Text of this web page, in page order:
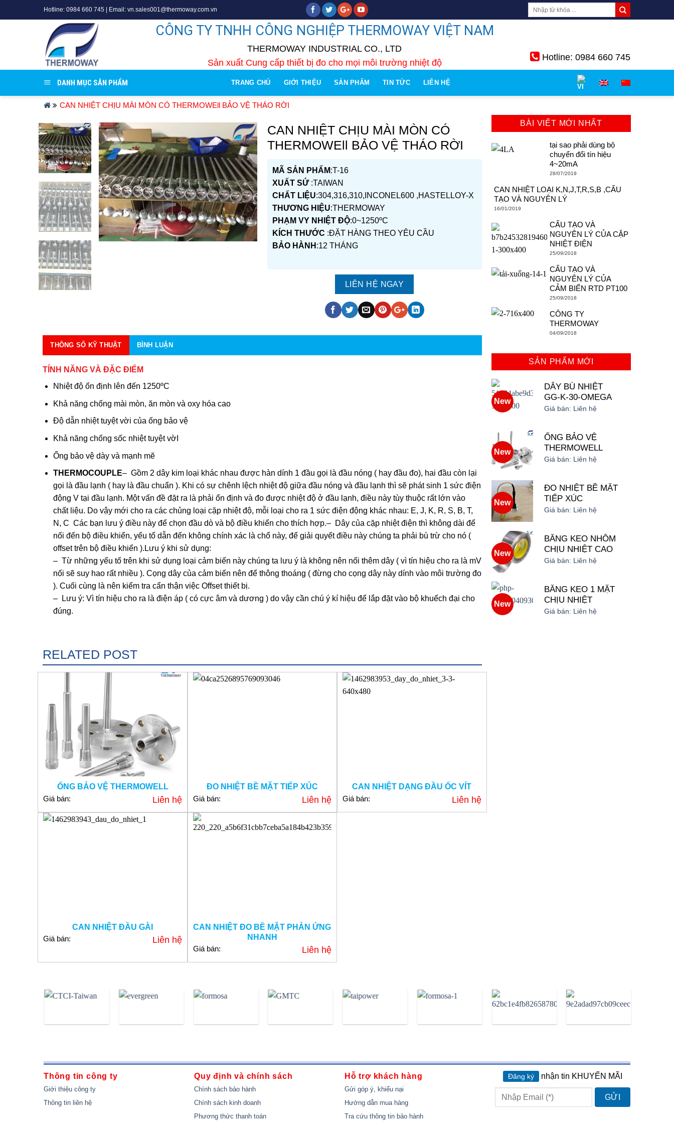
to
Hotline: 0984 660 745 | Email: vn.sales001@thermoway.com.vn
CÔNG TY TNHH CÔNG NGHIỆP THERMOWAY VIỆT NAM
THERMOWAY INDUSTRIAL CO., LTD
Sản xuất Cung cấp thiết bị đo cho mọi môi trường nhiệt độ
Hotline: 0984 660 745
DANH MỤC SẢN PHẨM TRANG CHỦ GIỚI THIỆU SẢN PHẨM TIN TỨC LIÊN HỆ
CAN NHIỆT CHỊU MÀI MÒN CÓ THERMOWEll BẢO VỆ THÁO RỜI
CAN NHIỆT CHỊU MÀI MÒN CÓ
THERMOWEll BẢO VỆ THÁO RỜI
MÃ SẢN PHẨM:T-16
XUẤT SỨ:TAIWAN
CHẤT LIỆU:304,316,310,INCONEL600 ,HASTELLOY-X
THƯƠNG HIỆU:THERMOWAY
PHẠM VY NHIỆT ĐỘ:0~1250ºC
KÍCH THƯỚC :ĐẶT HÀNG THEO YÊU CẦU
BẢO HÀNH :12 THÁNG
LIÊN HỆ NGAY
THÔNG SỐ KỸ THUẬT BÌNH LUẬN
TÍNH NĂNG VÀ ĐẶC ĐIỂM
Nhiệt độ ổn định lên đến 1250ºC
Khả năng chống mài mòn, ăn mòn và oxy hóa cao
Độ dẫn nhiệt tuyệt vời của ống bảo vệ
Khả năng chống sốc nhiệt tuyệt vờI
Ống bảo vệ dày và mạnh mẽ
THERMOCOUPLE– Gồm 2 dây kim loại khác nhau được hàn dính 1 đầu gọi là đầu nóng ( hay đầu đo), hai đầu còn lại
gọi là đầu lạnh ( hay là đầu chuẩn ). Khi có sự chênh lệch nhiệt độ giữa đầu nóng và đầu lạnh thì sẽ phát sinh 1 sức điện
động V tại đầu lạnh. Một vấn đề đặt ra là phải ổn định và đo được nhiệt độ ở đầu lạnh, điều này tùy thuộc rất lớn vào
chất liệu. Do vậy mới cho ra các chủng loại cặp nhiệt độ, mỗi loại cho ra 1 sức điện động khác nhau: E, J, K, R, S, B, T,
N, C Các bạn lưu ý điều này để chọn đầu dò và bộ điều khiển cho thích hợp.– Dây của cặp nhiệt điện thì không dài để
nối đến bộ điều khiển, yếu tố dẫn đến không chính xác là chổ này, để giải quyết điều này chúng ta phải bù trừ cho nó (
offset trên bộ điều khiển ).Lưu ý khi sử dụng:
– Từ những yếu tố trên khi sử dụng loại cảm biến này chúng ta lưu ý là không nên nối thêm dây ( vì tín hiệu cho ra là mV
nối sẽ suy hao rất nhiều ). Cọng dây của cảm biến nên để thông thoáng ( đừng cho cọng dây này dính vào môi trường đo
). Cuối cùng là nên kiểm tra cẩn thận việc Offset thiết bị.
– Lưu ý: Vì tín hiệu cho ra là điện áp ( có cực âm và dương ) do vậy cần chú ý kí hiệu để lắp đặt vào bộ khuếch đại cho
đúng.
RELATED POST
ỐNG BẢO VỆ THERMOWELL
Giá bán:
Liên hệ
ĐO NHIỆT BỀ MẶT TIẾP XÚC
Giá bán:
Liên hệ
CAN NHIỆT DẠNG ĐẦU ỐC VÍT
Giá bán:
Liên hệ
CAN NHIỆT ĐẦU GÀI
Giá bán:
Liên hệ
CAN NHIỆT ĐO BỀ MẶT PHẢN ỨNG
NHANH
Giá bán:
Liên hệ
BÀI VIẾT MỚI NHẤT
tại sao phải dùng bộ
chuyển đổi tín hiệu
4~20mA
28/07/2019
CAN NHIỆT LOẠI K,N,J,T,R,S,B ,CẤU
TẠO VÀ NGUYÊN LÝ
16/01/2019
CẤU TẠO VÀ
NGUYÊN LÝ CỦA CẶP
NHIỆT ĐIỆN
25/09/2018
CẤU TẠO VÀ
NGUYÊN LÝ CỦA
CẢM BIẾN RTD PT100
25/09/2018
CÔNG TY
THERMOWAY
04/09/2018
SẢN PHẨM MỚI
New
DÂY BÙ NHIỆT
GG-K-30-OMEGA
Giá bán: Liên hệ
New
ỐNG BẢO VỆ
THERMOWELL
Giá bán: Liên hệ
New
ĐO NHIỆT BỀ MẶT
TIẾP XÚC
Giá bán: Liên hệ
New
BĂNG KEO NHÔM
CHỊU NHIỆT CAO
Giá bán: Liên hệ
New
BĂNG KEO 1 MẶT
CHỊU NHIỆT
Giá bán: Liên hệ
Thông tin công ty
Giới thiệu công ty
Thông tin liên hệ
Quy định và chính sách
Chính sách bảo hành
Chính sách kinh doanh
Phương thức thanh toán
Hỗ trợ khách hàng
Gửi góp ý, khiếu nại
Hướng dẫn mua hàng
Tra cứu thông tin bảo hành
Đăng ký nhận tin KHUYẾN MÃI